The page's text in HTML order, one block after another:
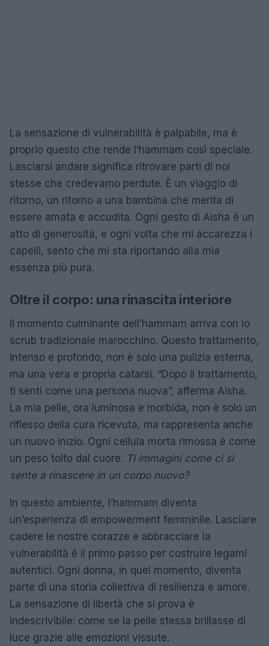
La sensazione di vulnerabilità è palpabile, ma è
proprio questo che rende l’hammam così speciale.
Lasciarsi andare significa ritrovare parti di noi
stesse che credevamo perdute. È un viaggio di
ritorno, un ritorno a una bambina che merita di
essere amata e accudita. Ogni gesto di Aisha è un
atto di generosità, e ogni volta che mi accarezza i
capelli, sento che mi sta riportando alla mia
essenza più pura.
Oltre il corpo: una rinascita interiore
Il momento culminante dell’hammam arriva con lo
scrub tradizionale marocchino. Questo trattamento,
intenso e profondo, non è solo una pulizia esterna,
ma una vera e propria catarsi. “Dopo il trattamento,
ti senti come una persona nuova”, afferma Aisha.
La mia pelle, ora luminosa e morbida, non è solo un
riflesso della cura ricevuta, ma rappresenta anche
un nuovo inizio. Ogni cellula morta rimossa è come
un peso tolto dal cuore. Ti immagini come ci si
sente a rinascere in un corpo nuovo?
In questo ambiente, l’hammam diventa
un’esperienza di empowerment femminile. Lasciare
cadere le nostre corazze e abbracciare la
vulnerabilità è il primo passo per costruire legami
autentici. Ogni donna, in quel momento, diventa
parte di una storia collettiva di resilienza e amore.
La sensazione di libertà che si prova è
indescrivibile: come se la pelle stessa brillasse di
luce grazie alle emozioni vissute.